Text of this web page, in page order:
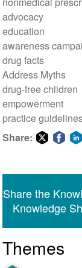
advocacy
education
awareness
drug facts
Address Myths
drug-free children
empowerment
practice
Share:
Share the
Knowledge
Themes